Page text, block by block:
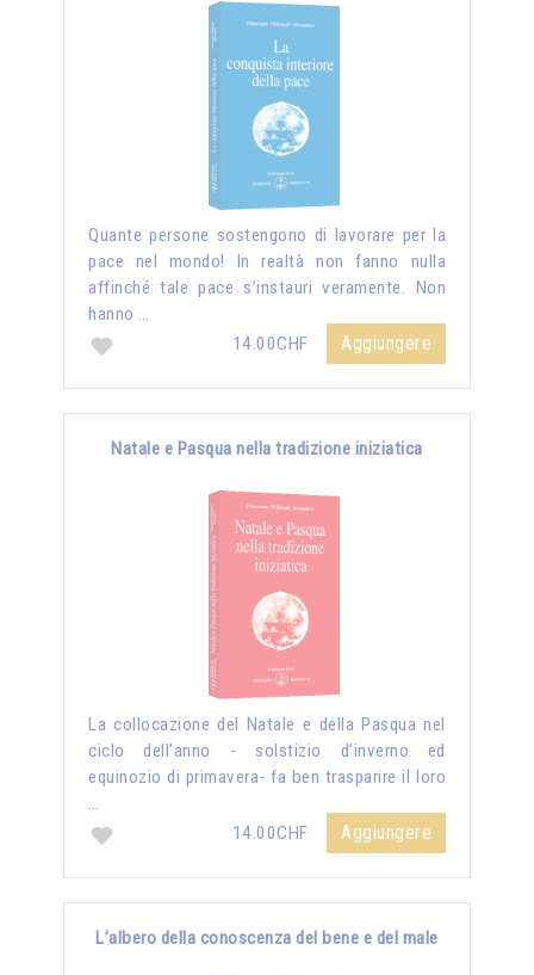
Quante persone sostengono di lavorare per la
pace nel mondo! In realtà non fanno nulla
affinché tale pace s’instauri veramente. Non
hanno …
14.00CHF
Aggiungere
Natale e Pasqua nella tradizione iniziatica
La collocazione del Natale e della Pasqua nel
ciclo dell’anno - solstizio d’inverno ed
equinozio di primavera- fa ben trasparire il loro
…
14.00CHF
Aggiungere
L’albero della conoscenza del bene e del male